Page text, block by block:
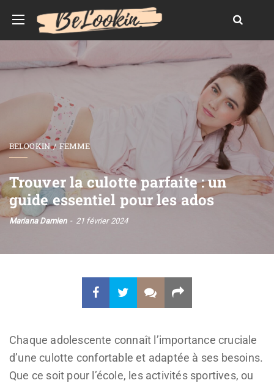
BELOOKIN FEMME
Trouver la culotte parfaite : un
guide essentiel pour les ados
Mariana Damien 21 février 2024
Chaque adolescente connaît l’importance cruciale
d’une culotte confortable et adaptée à ses besoins.
Que ce soit pour l’école, les activités sportives, ou